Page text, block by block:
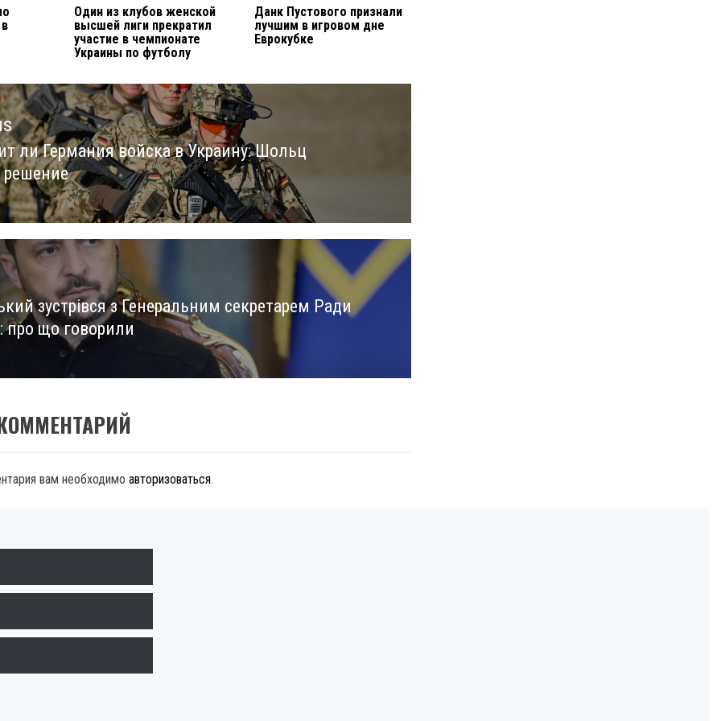
Один из клубов женской
высшей лиги прекратил
участие в чемпионате
Украины по футболу
Данк Пустового признали
лучшим в игровом дне
Еврокубке
ли Германия войска в Украину: Шольц
решение
зустрівся з Генеральним секретарем Ради
про що говорили
вам необходимо авторизоваться.